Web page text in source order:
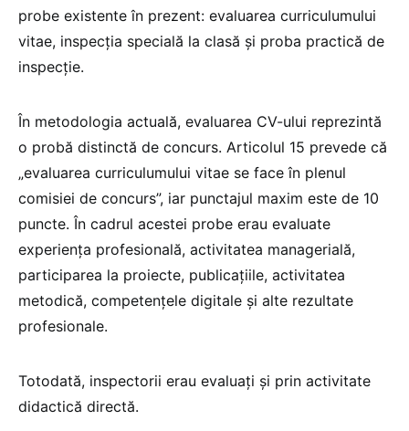
probe existente în prezent: evaluarea curriculumului
vitae, inspecția specială la clasă și proba practică de
inspecție.
În metodologia actuală, evaluarea CV-ului reprezintă
o probă distinctă de concurs. Articolul 15 prevede că
„evaluarea curriculumului vitae se face în plenul
comisiei de concurs”, iar punctajul maxim este de 10
puncte. În cadrul acestei probe erau evaluate
experiența profesională, activitatea managerială,
participarea la proiecte, publicațiile, activitatea
metodică, competențele digitale și alte rezultate
profesionale.
Totodată, inspectorii erau evaluați și prin activitate
didactică directă.